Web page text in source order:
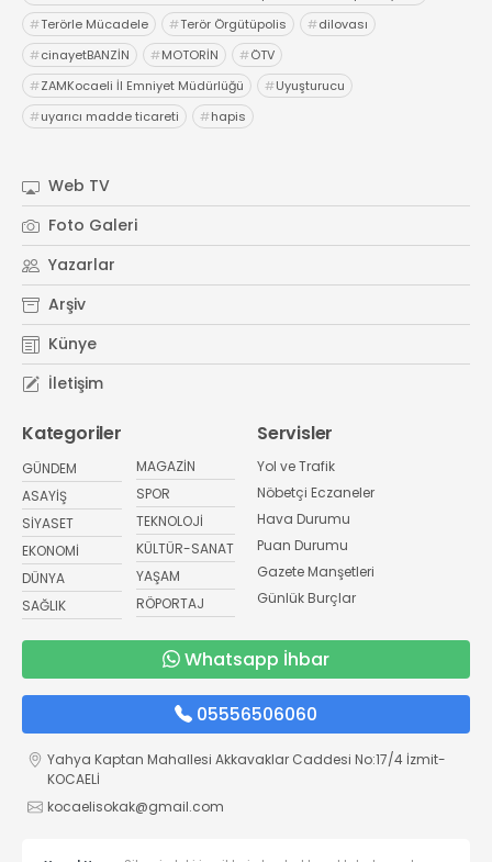
#Terörle Mücadele #Terör Örgütüpolis #dilovası
#cinayetBANZİN #MOTORİN #ÖTV
#ZAMKocaeli İl Emniyet Müdürlüğü #Uyuşturucu
#uyarıcı madde ticareti #hapis
Web TV
Foto Galeri
Yazarlar
Arşiv
Künye
İletişim
Kategoriler
GÜNDEM
ASAYİŞ
SİYASET
EKONOMİ
DÜNYA
SAĞLIK
MAGAZİN
SPOR
TEKNOLOJİ
KÜLTÜR-SANAT
YAŞAM
RÖPORTAJ
Servisler
Yol ve Trafik
Nöbetçi Eczaneler
Hava Durumu
Puan Durumu
Gazete Manşetleri
Günlük Burçlar
Whatsapp İhbar
05556506060
Yahya Kaptan Mahallesi Akkavaklar Caddesi No:17/4 İzmit-
KOCAELİ
kocaelisokak@gmail.com